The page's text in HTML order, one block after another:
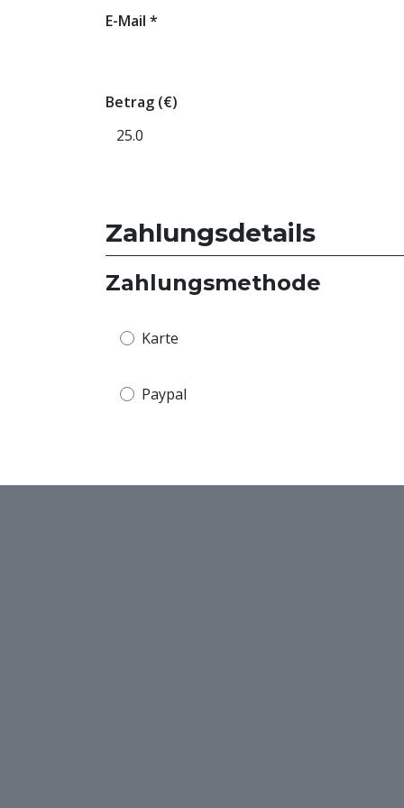
E-Mail *
Betrag (€)
Zahlungsdetails
Zahlungsmethode
Karte
Paypal